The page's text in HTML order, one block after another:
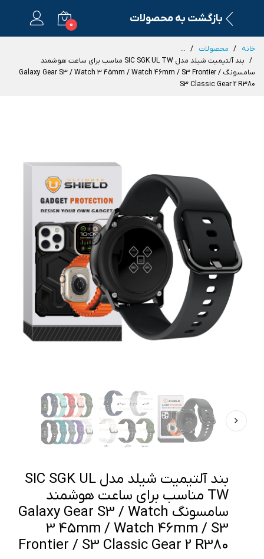
بازگشت به محصولات 0
خانه محصولات
...
بند آلتیمیت شیلد مدل SIC SGK UL TW مناسب برای ساعت هوشمند
سامسونگ Galaxy Gear S3 / Watch 3 45mm / Watch 46mm / S3 Frontier /
S3 Classic Gear 2 R380
بند آلتیمیت شیلد مدل SIC SGK UL
TW مناسب برای ساعت هوشمند
سامسونگ Galaxy Gear S3 / Watch
3 45mm / Watch 46mm / S3
Frontier / S3 Classic Gear 2 R380